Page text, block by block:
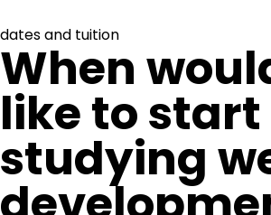
dates and tuition
When
like to start
studying